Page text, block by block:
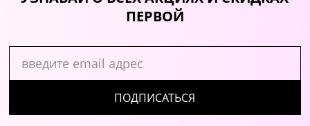
ПЕРВОЙ
ПОДПИСАТЬСЯ